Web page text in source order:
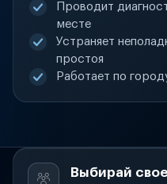
Проводит
месте
Устраняет
простоя
Работает по
Выбирай